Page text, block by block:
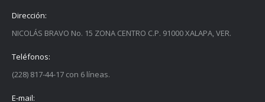
Dirección:
NICOLÁS BRAVO No. 15 ZONA CENTRO C.P. 91000 XALAPA, VER.
Teléfonos:
(228) 817-44-17 con 6 líneas.
E-mail: